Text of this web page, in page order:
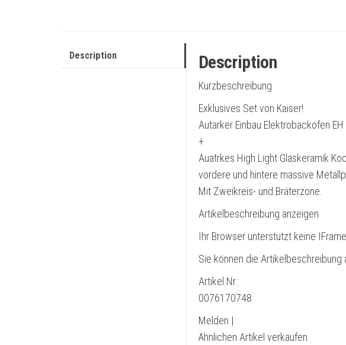
Description Description
Kurzbeschreibung
Exklusives Set von Kaiser!
Autarker Einbau Elektrobackofen
+
Auatrkes High Light Glaskeramik
vordere und hintere massive
Mit Zweikreis- und Bräterzone.
Artikelbeschreibung anzeigen
Ihr Browser unterstützt keine
Sie können die Artikelbeschreibung
Artikel Nr.:
0076170748
Melden |
Ähnlichen Artikel verkaufen